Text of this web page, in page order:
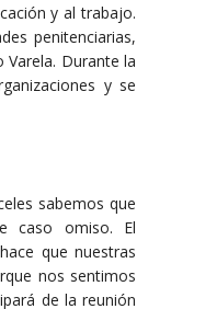
y al trabajo.
penitenciarias,
Durante la
y se
sabemos que
caso omiso. El
que nuestras
nos sentimos
de la reunión